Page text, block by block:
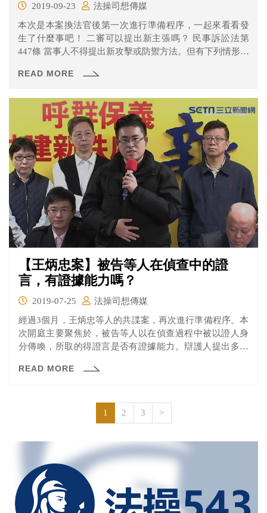
2019-09-23
法操司想傳媒
本次是本案換法官後第一次進行準備程序，一起來看看發
生了什麼事吧！ 二審可以提出新主張嗎？ 民事訴訟法第
447條 當事人不得提出新攻擊或防禦方法。但有下列情形之
者。 二、事實發生於第一審法院言詞辯論終結後者。
READ MORE
【王炳忠案】被告等人在偵查中的證
言，有證據能力嗎？
2019-07-25
法操司想傳媒
經過3個月，王炳忠等人的共諜案，再次進行準備程序。本
次開庭主要聚焦於，被告等人以在偵查過程中被以證人身
分傳喚，所取的得證言是否有證據能力。辯護人提出多份
的方式傳喚，剝奪被告請辯護人協助的權利。 但王炳忠什
方又是如何回應的呢？
READ MORE
1 2 3 >